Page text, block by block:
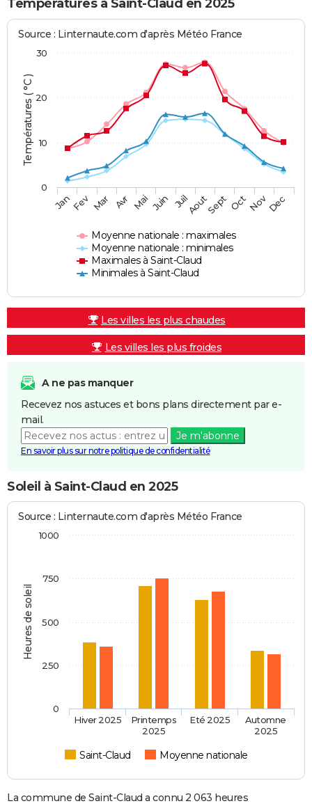
Températures à Saint-Claud en 2025
Températures ( °C )
Source : Linternaute.com d'après Météo France
Moyenne nationale : maximales
Moyenne nationale : minimales
Maximales à Saint-Claud
Minimales à Saint-Claud
JanFev Mar Avr Mai Juin JuilAoutSept OctNovDec
0
10
20
30
Les villes les plus chaudes
Les villes les plus froides
A ne pas manquer
Recevez nos astuces et bons plans directement par e-
mail.
Je m'abonne
En savoir plus sur notre politique de confidentialité
Soleil à Saint-Claud en 2025
Heures de soleil
Source : Linternaute.com d'après Météo France
Saint-Claud Moyenne nationale
Hiver 2025
Printemps
2025
Eté 2025
Automne
2025
0
250
500
750
1000
La commune de Saint-Claud a connu 2 063 heures